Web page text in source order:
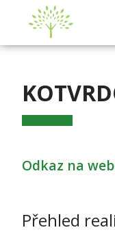
Odkaz na
Přehled